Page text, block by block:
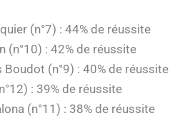
(n°7) : 44% de réussite
(n°10) : 42% de réussite
Boudot (n°9) : 40% de réussite
: 39% de réussite
(n°11) : 38% de réussite